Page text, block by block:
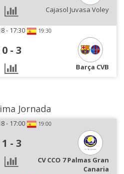
Cajasol Juvasa Voley
- 17:30 19:30
0 - 3
Barça CVB
Jornada
- 17:00 19:00
1 - 3
CV CCO 7 Palmas Gran
Canaria